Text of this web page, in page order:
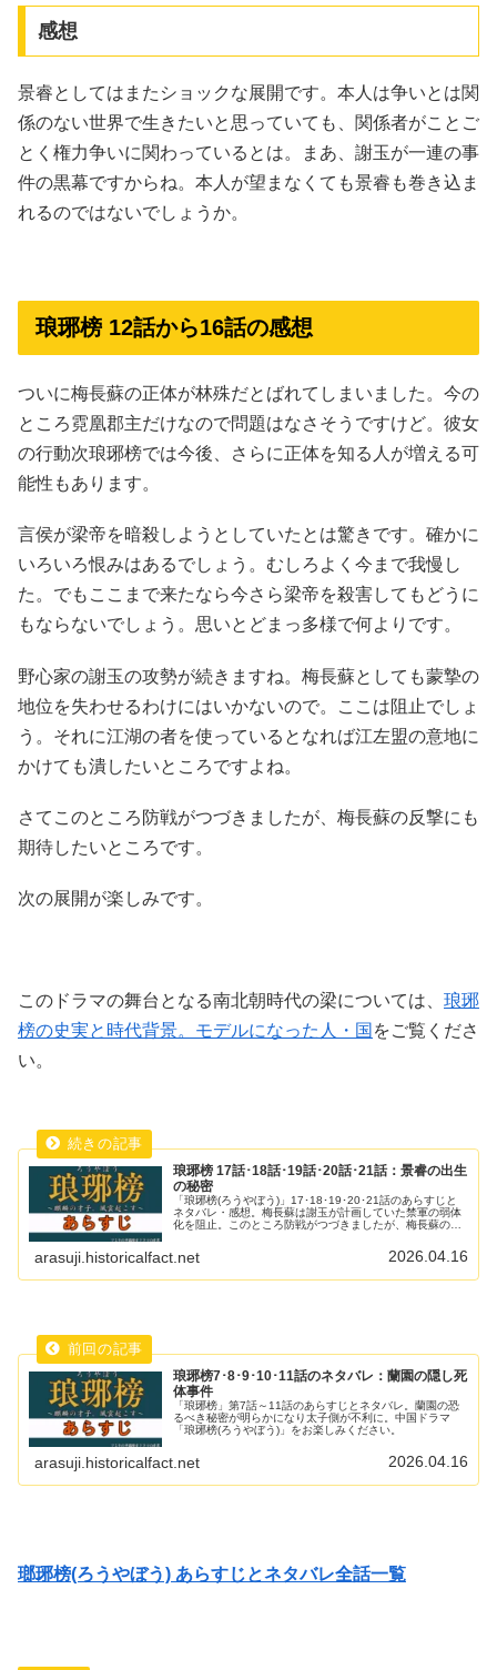
感想
景睿としてはまたショックな展開です。本人は争いとは関
係のない世界で生きたいと思っていても、関係者がことご
とく権力争いに関わっているとは。まあ、謝玉が一連の事
件の黒幕ですからね。本人が望まなくても景睿も巻き込ま
れるのではないでしょうか。
琅琊榜 12話から16話の感想
ついに梅長蘇の正体が林殊だとばれてしまいました。今の
ところ霓凰郡主だけなので問題はなさそうですけど。彼女
の行動次琅琊榜では今後、さらに正体を知る人が増える可
能性もあります。
言侯が梁帝を暗殺しようとしていたとは驚きです。確かに
いろいろ恨みはあるでしょう。むしろよく今まで我慢し
た。でもここまで来たなら今さら梁帝を殺害してもどうに
もならないでしょう。思いとどまっ多様で何よりです。
野心家の謝玉の攻勢が続きますね。梅長蘇としても蒙摯の
地位を失わせるわけにはいかないので。ここは阻止でしょ
う。それに江湖の者を使っているとなれば江左盟の意地に
かけても潰したいところですよね。
さてこのところ防戦がつづきましたが、梅長蘇の反撃にも
期待したいところです。
次の展開が楽しみです。
このドラマの舞台となる南北朝時代の梁については、 琅琊
榜の史実と時代背景。モデルになった人・国 をご覧くださ
い。
琅琊榜 17話･18話･19話･20話･21話：景睿の出生
の秘密
「琅琊榜(ろうやぼう)」17･18･19･20･21話のあらすじと
ネタバレ・感想。梅長蘇は謝玉が計画していた禁軍の弱体
化を阻止。このところ防戦がつづきましたが、梅長蘇の反
arasuji.historicalfact.net 2026.04.16
琅琊榜7･8･9･10･11話のネタバレ：蘭園の隠し死
体事件
「琅琊榜」第7話～11話のあらすじとネタバレ。蘭園の恐
るべき秘密が明らかになり太子側が不利に。中国ドラマ
「琅琊榜(ろうやぼう)」をお楽しみください。
arasuji.historicalfact.net 2026.04.16
瑯琊榜(ろうやぼう) あらすじとネタバレ全話一覧